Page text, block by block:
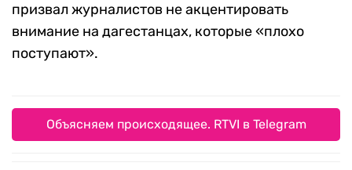
призвал журналистов не акцентировать
внимание на дагестанцах, которые «плохо
поступают».
Объясняем происходящее. RTVI в Telegram